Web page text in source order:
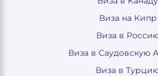
Виза на Кипр
Виза в
Виза в Саудовскую
Виза в